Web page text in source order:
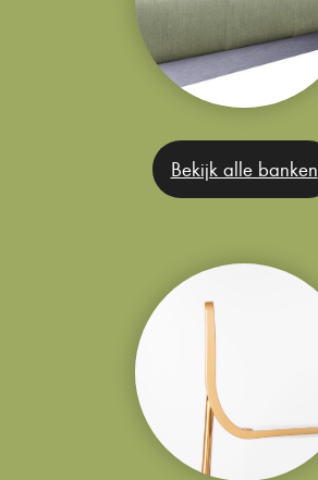
Bekijk alle banken